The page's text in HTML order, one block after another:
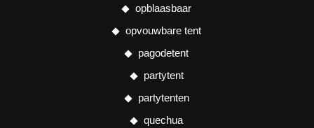
opblaasbaar
opvouwbare tent
pagodetent
partytent
partytenten
quechua